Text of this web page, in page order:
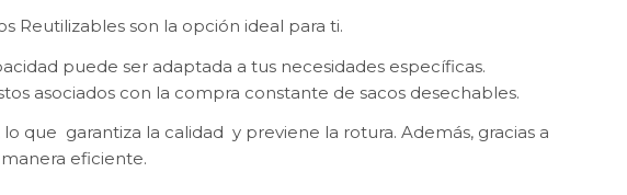
Reutilizables son la opción ideal para ti.
puede ser adaptada a tus necesidades específicas.
asociados con la compra constante de sacos desechables.
que garantiza la calidad y previene la rotura. Además, gracias a
eficiente.